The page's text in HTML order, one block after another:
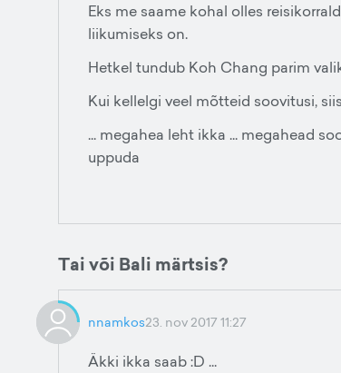
Eks me saame kohal olles
liikumiseks on.
Hetkel tundub Koh Chang parim
Kui kellelgi veel mõtteid soovitusi,
... megahea leht ikka ... megahead
uppuda
Tai või Bali märtsis?
nnamkos23. nov 2017 11:27
Äkki ikka saab :D ...